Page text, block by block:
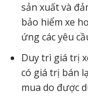
sản xuất và
bảo hiểm xe
ứng các yêu
Duy trì giá trị
có giá trị bán
mua do được